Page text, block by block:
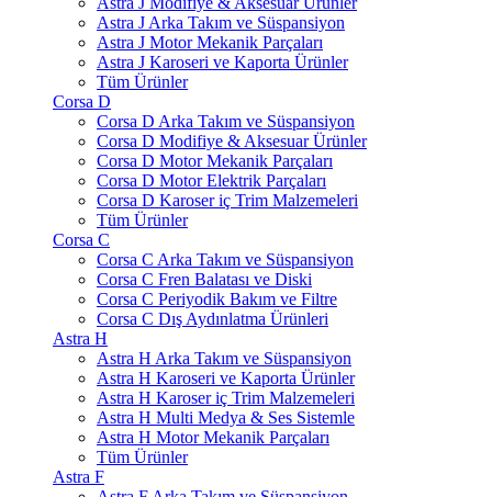
Astra J Arka Takım ve Süspansiyon
Astra J Motor Mekanik Parçaları
Astra J Karoseri ve Kaporta Ürünler
Tüm Ürünler
Corsa D
Corsa D Arka Takım ve Süspansiyon
Corsa D Modifiye & Aksesuar Ürünler
Corsa D Motor Mekanik Parçaları
Corsa D Motor Elektrik Parçaları
Corsa D Karoser iç Trim Malzemeleri
Tüm Ürünler
Corsa C
Corsa C Arka Takım ve Süspansiyon
Corsa C Fren Balatası ve Diski
Corsa C Periyodik Bakım ve Filtre
Corsa C Dış Aydınlatma Ürünleri
Astra H
Astra H Arka Takım ve Süspansiyon
Astra H Karoseri ve Kaporta Ürünler
Astra H Karoser iç Trim Malzemeleri
Astra H Multi Medya & Ses Sistemle
Astra H Motor Mekanik Parçaları
Tüm Ürünler
Astra F